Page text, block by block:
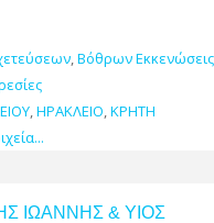
,Βόθρων Εκκενώσεις
,ΗΡΑΚΛΕΙΟ,ΚΡΗΤΗ
ΙΩΑΝΝΗΣ & ΥΙΟΣ